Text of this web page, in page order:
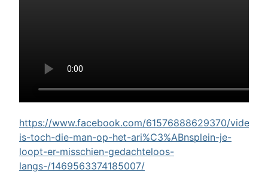
https://www.facebook.com/61576888629370/videos/
is-toch-die-man-op-het-ari%C3%ABnsplein-je-
loopt-er-misschien-gedachteloos-
langs-/1469563374185007/